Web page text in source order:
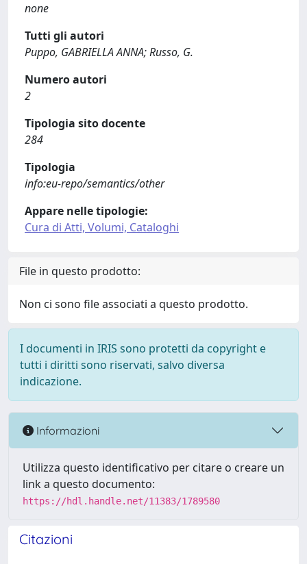
none
Tutti gli autori
Puppo, GABRIELLA ANNA; Russo, G.
Numero autori
2
Tipologia sito docente
284
Tipologia
info:eu-repo/semantics/other
Appare nelle tipologie:
Cura di Atti, Volumi, Cataloghi
File in questo prodotto:
Non ci sono file associati a questo prodotto.
I documenti in IRIS sono protetti da copyright e
tutti i diritti sono riservati, salvo diversa
indicazione.
Informazioni
Utilizza questo identificativo per citare o creare un
link a questo documento:
https://hdl.handle.net/11383/1789580
Citazioni